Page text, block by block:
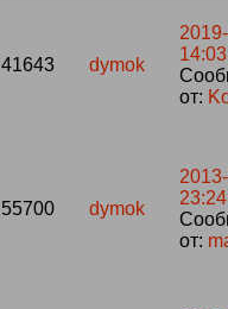
41643 dymok
14:03
от:
55700 dymok
23:24
от: